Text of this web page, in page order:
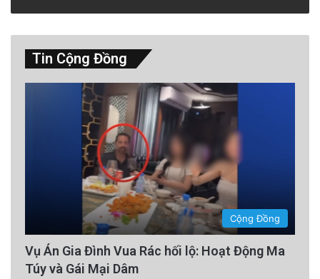
Tin Cộng Đồng
Cộng Đồng
Vụ Án Gia Đình Vua Rác hối lộ: Hoạt Động Ma
Túy và Gái Mại Dâm